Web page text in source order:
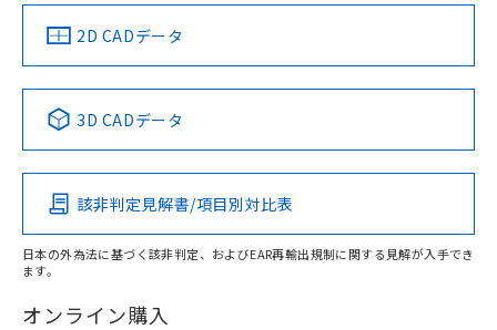
中国 RoHS 注意事項・凡例
Pb Hg Cd Cr(VI)
O
在庫等で未対応品が混在する可能性があります。
2D CADデータ
3D CADデータ
該非判定見解書/項目別対比表
日本の外為法に基づく該非判定、およびEAR再輸出規制に関する見解が入手でき
ます。
オンライン購入